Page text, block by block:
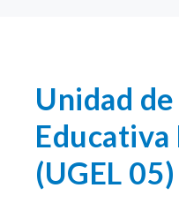
Unidad
Educativa
(UGEL 05)